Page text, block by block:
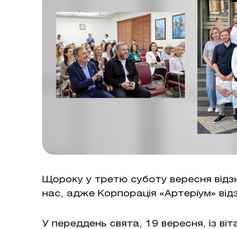
Щороку у третю суботу вересня
нас, адже Корпорація «Артеріум»
У переддень свята, 19 вересня, із